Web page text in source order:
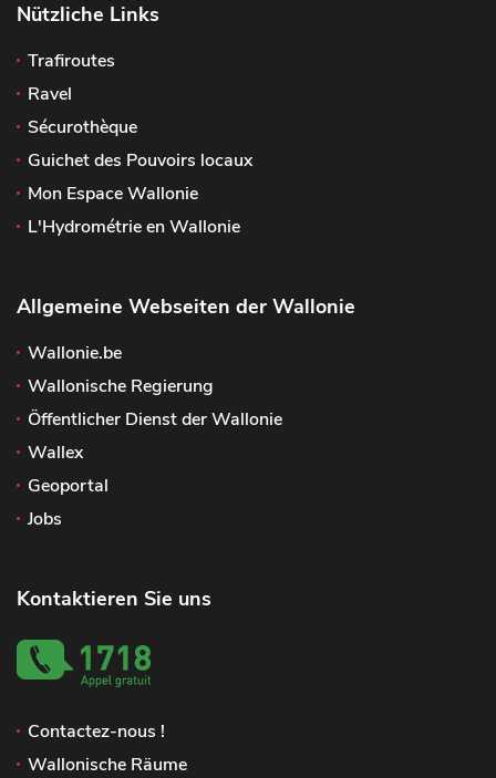
Nützliche Links
Trafiroutes
Ravel
Sécurothèque
Guichet des Pouvoirs locaux
Mon Espace Wallonie
L'Hydrométrie en Wallonie
Allgemeine Webseiten der Wallonie
Wallonie.be
Wallonische Regierung
Öffentlicher Dienst der Wallonie
Wallex
Geoportal
Jobs
Kontaktieren Sie uns
Contactez-nous !
Wallonische Räume